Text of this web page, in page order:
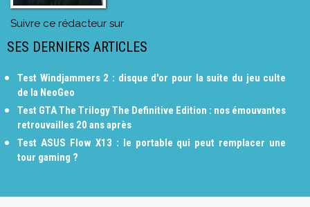
Suivre ce rédacteur sur
SES DERNIERS ARTICLES
Test Windjammers 2 : disque d'or pour la suite du jeu culte
de la NeoGeo
Test GTA The Trilogy The Definitive Edition : nos émouvantes
retrouvailles 20 ans après
Test ASUS Flow X13 : le portable qui peut remplacer une
tour gaming ?